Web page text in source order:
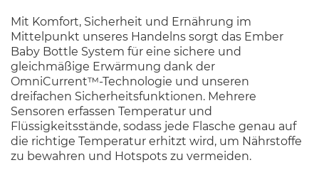
Mit Komfort, Sicherheit und Ernährung im
Mittelpunkt unseres Handelns sorgt das Ember
Baby Bottle System für eine sichere und
gleichmäßige Erwärmung dank der
OmniCurrent™-Technologie und unseren
dreifachen Sicherheitsfunktionen. Mehrere
Sensoren erfassen Temperatur und
Flüssigkeitsstände, sodass jede Flasche genau auf
die richtige Temperatur erhitzt wird, um Nährstoffe
zu bewahren und Hotspots zu vermeiden.